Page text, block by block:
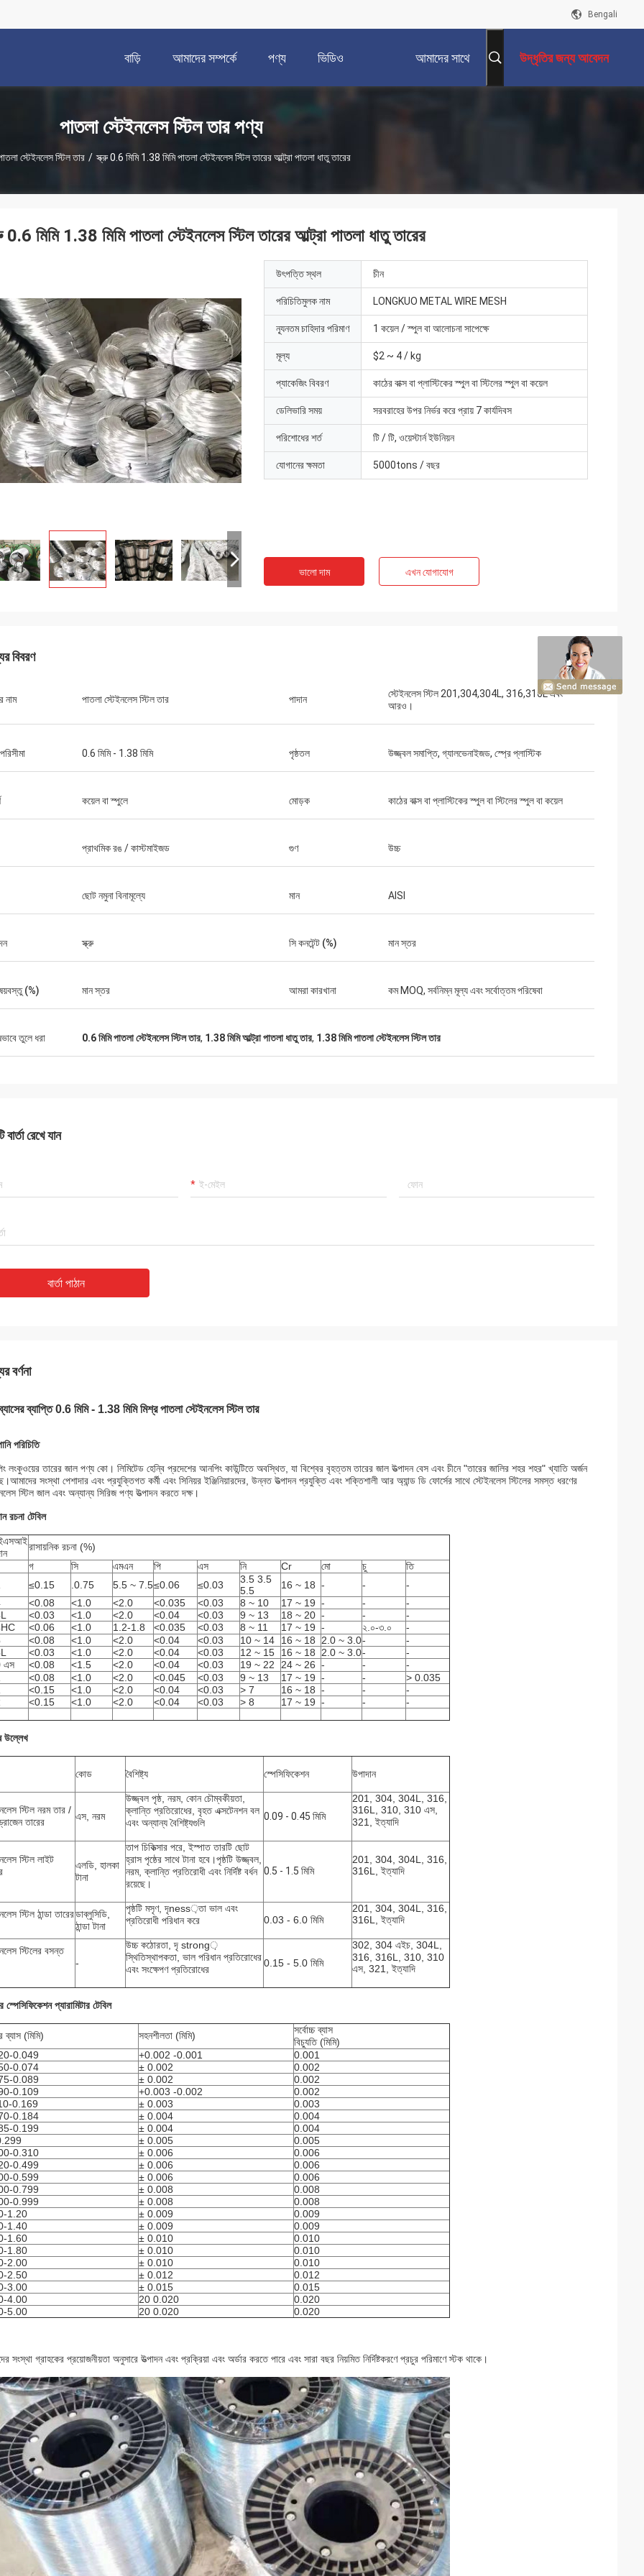
Bengali
বাড়ি আমাদের সম্পর্কে পণ্য ভিডিও আমাদের সাথে উদ্ধৃতির জন্য আবেদন
পাতলা স্টেইনলেস স্টিল তার পণ্য
স্টেইনলেস স্টিল তার / স্ক্রু 0.6 মিমি 1.38 মিমি পাতলা স্টেইনলেস স্টিল তারের আল্ট্রা পাতলা ধাতু তারের
0.6 মিমি 1.38 মিমি পাতলা স্টেইনলেস স্টিল তারের আল্ট্রা পাতলা ধাতু তারের
উৎপত্তি স্থল চীন
পরিচিতিমুলক নাম LONGKUO METAL WIRE MESH
ন্যূনতম চাহিদার পরিমাণ 1 কয়েল / স্পুল বা আলোচনা সাপেক্ষে
মূল্য $2 ~ 4 / kg
প্যাকেজিং বিবরণ কাঠের বাক্স বা প্লাস্টিকের স্পুল বা স্টিলের স্পুল বা কয়েল
ডেলিভারি সময় সরবরাহের উপর নির্ভর করে প্রায় 7 কার্যদিবস
পরিশোধের শর্ত টি / টি, ওয়েস্টার্ন ইউনিয়ন
যোগানের ক্ষমতা 5000tons / বছর
ভালো দাম এখন যোগাযোগ
বিবরণ
নাম পাতলা স্টেইনলেস স্টিল তার পাদান
স্টেইনলেস স্টিল 201,304,304L, 316,316L এবং
আরও।
0.6 মিমি - 1.38 মিমি পৃষ্ঠতল উজ্জ্বল সমাপ্তি, গ্যালভেনাইজড, স্প্রে প্লাস্টিক
কয়েল বা স্পুলে মোড়ক কাঠের বাক্স বা প্লাস্টিকের স্পুল বা স্টিলের স্পুল বা কয়েল
প্রাথমিক রঙ / কাস্টমাইজড গুণ উচ্চ
ছোট নমুনা বিনামূল্যে মান AISI
স্ক্রু সি কনটেন্ট (%) মান স্তর
(%) মান স্তর আমরা কারখানা কম MOQ, সর্বনিম্ন মূল্য এবং সর্বোত্তম পরিষেবা
তুলে ধরা 0.6 মিমি পাতলা স্টেইনলেস স্টিল তার, 1.38 মিমি আল্ট্রা পাতলা ধাতু তার, 1.38 মিমি পাতলা স্টেইনলেস স্টিল তার
বার্তা রেখে যান
বার্তা পাঠান
বর্ণনা
ব্যাপ্তি 0.6 মিমি - 1.38 মিমি মিশ্র পাতলা স্টেইনলেস স্টিল তার
পরিচিতি
লংকুওয়ের তারের জাল পণ্য কো। লিমিটেড হেন্বি প্রদেশের আনপিং কাউন্টিতে অবস্থিত, যা বিশ্বের বৃহত্তম তারের জাল উত্পাদন বেস এবং চীনে "তারের জালির শহর শহর" খ্যাতি অর্জন
সংস্থা পেশাদার এবং প্রযুক্তিগত কর্মী এবং সিনিয়র ইঞ্জিনিয়ারদের, উন্নত উত্পাদন প্রযুক্তি এবং শক্তিশালী আর অ্যান্ড ডি ফোর্সের সাথে স্টেইনলেস স্টিলের সমস্ত ধরণের
স্টিল জাল এবং অন্যান্য সিরিজ পণ্য উত্পাদন করতে দক্ষ।
রচনা টেবিল
রাসায়নিক রচনা (%)
গ
সি এমএন পি এস নি Cr মো চু
তি
≤0.15 .0.75 5.5 ~ 7.5≤0.06 ≤0.03
3.5 3.5
5.5
16 ~ 18 - -
-
<0.08 <1.0 <2.0 <0.035 <0.03 8 ~ 10 17 ~ 19 - -
-
<0.03 <1.0 <2.0 <0.04 <0.03 9 ~ 13 18 ~ 20 - -
-
<0.06 <1.0 1.2-1.8 <0.035 <0.03 8 ~ 11 17 ~ 19 - ২.০-৩.০
-
<0.08 <1.0 <2.0 <0.04 <0.03 10 ~ 14 16 ~ 18 2.0 ~ 3.0-
-
<0.03 <1.0 <2.0 <0.04 <0.03 12 ~ 15 16 ~ 18 2.0 ~ 3.0-
-
এস
<0.08 <1.5 <2.0 <0.04 <0.03 19 ~ 22 24 ~ 26 - -
-
<0.08 <1.0 <2.0 <0.045 <0.03 9 ~ 13 17 ~ 19 - -
> 0.035
<0.15 <1.0 <2.0 <0.04 <0.03 > 7 16 ~ 18 - -
-
<0.15 <1.0 <2.0 <0.04 <0.03 > 8 17 ~ 19 - - -
উল্লেখ
কোড বৈশিষ্ট্য স্পেসিফিকেশন উপাদান
স্টিল নরম তার /
তারের
এস, নরম
উজ্জ্বল পৃষ্ঠ, নরম, কোন চৌম্বকীয়তা,
ক্লান্তি প্রতিরোধের, বৃহত এক্সটেনশন বল
এবং অন্যান্য বৈশিষ্ট্যগুলি
0.09 - 0.45 মিমি
201, 304, 304L, 316,
316L, 310, 310 এস,
321, ইত্যাদি
স্টিল লাইট
এলডি, হালকা
টানা
তাপ চিকিত্সার পরে, ইস্পাত তারটি ছোট
হ্রাস পৃষ্ঠের সাথে টানা হবে।পৃষ্ঠটি উজ্জ্বল,
নরম, ক্লান্তি প্রতিরোধী এবং নির্দিষ্ট বর্ধন
রয়েছে।
0.5 - 1.5 মিমি
201, 304, 304L, 316,
316L, ইত্যাদি
স্টিল ঠান্ডা তারেরডাব্লুসিডি,
ঠান্ডা টানা
পৃষ্ঠটি মসৃণ, দৃness়তা ভাল এবং
প্রতিরোধী পরিধান করে
0.03 - 6.0 মিমি
201, 304, 304L, 316,
316L, ইত্যাদি
স্টিলের বসন্ত
-
উচ্চ কঠোরতা, দৃ strong়
স্থিতিস্থাপকতা, ভাল পরিধান প্রতিরোধের
এবং সংক্ষেপণ প্রতিরোধের
0.15 - 5.0 মিমি
302, 304 এইচ, 304L,
316, 316L, 310, 310
এস, 321, ইত্যাদি
স্পেসিফিকেশন প্যারামিটার টেবিল
ব্যাস (মিমি) সহনশীলতা (মিমি)
সর্বোচ্চ ব্যাস
বিচ্যুতি (মিমি)
0.049
+0.002 -0.001
0.001
0.074
± 0.002
0.002
0.089
± 0.002
0.002
0.109
+0.003 -0.002
0.002
0.169
± 0.003
0.003
0.184
± 0.004
0.004
0.199
± 0.004
0.004
± 0.005
0.005
0.310
± 0.006
0.006
0.499
± 0.006
0.006
0.599
± 0.006
0.006
0.799
± 0.008
0.008
0.999
± 0.008
0.008
1.20
± 0.009
0.009
1.40
± 0.009
0.009
1.60
± 0.010
0.010
1.80
± 0.010
0.010
2.00
± 0.010
0.010
2.50
± 0.012
0.012
3.00
± 0.015
0.015
4.00
20 0.020
0.020
5.00
20 0.020 0.020
সংস্থা গ্রাহকের প্রয়োজনীয়তা অনুসারে উত্পাদন এবং প্রক্রিয়া এবং অর্ডার করতে পারে এবং সারা বছর নিয়মিত নির্দিষ্টকরণে প্রচুর পরিমাণে স্টক থাকে।